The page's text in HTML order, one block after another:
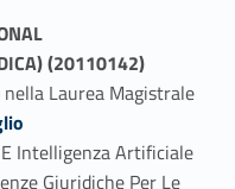
(20110142)
Laurea Magistrale
Intelligenza Artificiale
Giuridiche Per Le